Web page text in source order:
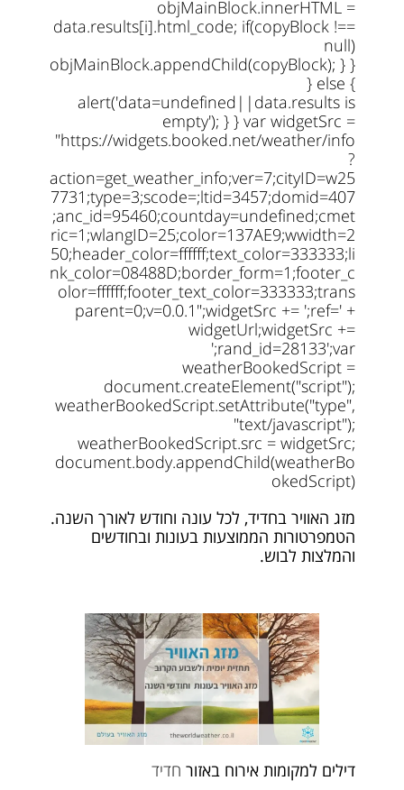
objMainBlock.innerHTML =
data.results[i].html_code; if(copyBlock !==
null)
objMainBlock.appendChild(copyBlock); } }
} else {
alert('data=undefined||data.results is
empty'); } } var widgetSrc =
"https://widgets.booked.net/weather/info
?
action=get_weather_info;ver=7;cityID=w25
7731;type=3;scode=;ltid=3457;domid=407
;anc_id=95460;countday=undefined;cmet
ric=1;wlangID=25;color=137AE9;wwidth=2
50;header_color=ffffff;text_color=333333;li
nk_color=08488D;border_form=1;footer_c
olor=ffffff;footer_text_color=333333;trans
parent=0;v=0.0.1";widgetSrc += ';ref=' +
widgetUrl;widgetSrc +=
';rand_id=28133';var
weatherBookedScript =
document.createElement("script");
weatherBookedScript.setAttribute("type",
"text/javascript");
weatherBookedScript.src = widgetSrc;
document.body.appendChild(weatherBo
okedScript)
מזג האוויר בחדיד, לכל עונה וחודש לאורך השנה.
הטמפרטורות הממוצעות בעונות ובחודשים
והמלצות לבוש.
דילים למקומות אירוח באזור חדיד